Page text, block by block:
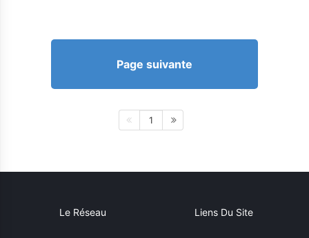
Page suivante
1
Le Réseau Liens Du Site